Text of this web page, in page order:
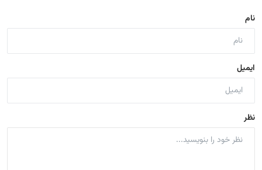
نام
ایمیل
نظر